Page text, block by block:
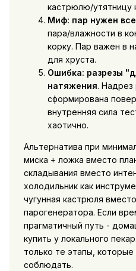
кастрюлю/утятницу
Миф: пар нужен
пара/влажности в
корку. Пар важен в
для хруста.
Ошибка: разрезы
натяжения. Надрез
сформирована
внутренняя сила
хаотично.
Альтернатива при
миска + ложка вместо
складывания вместо
холодильник как
чугунная кастрюля
парогенератора. Если
прагматичный путь -
купить у локального
только те этапы,
соблюдать.